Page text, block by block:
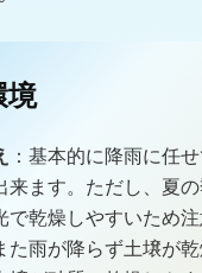
境
：基本的に降雨に任
来ます。ただし、夏
で乾燥しやすいため
た雨が降らず土壌が